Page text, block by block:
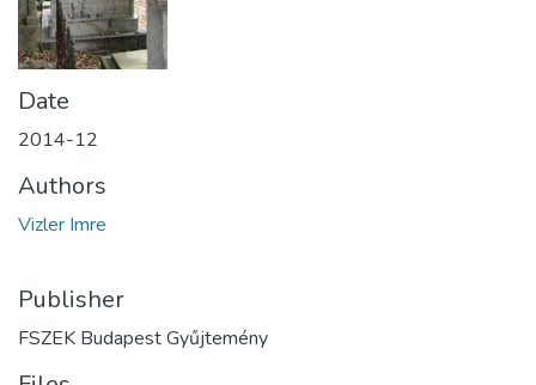
Date
2014-12
Authors
Vizler Imre
Publisher
FSZEK Budapest Gyűjtemény